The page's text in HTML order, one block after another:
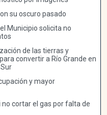
su oscuro pasado
Municipio solicita no
de las tierras y
convertir a Río Grande en
y mayor
no cortar el gas por falta de